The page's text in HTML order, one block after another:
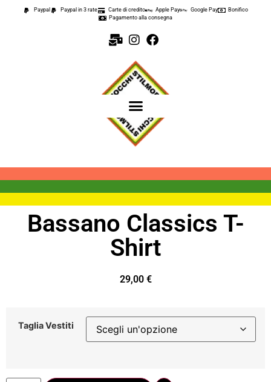
Paypal Paypal in 3 rate Carte di credito Apple Pay Google Pay
Bonifico
Pagamento alla consegna
Bassano Classics T-
Shirt
29,00 €
Taglia Vestiti